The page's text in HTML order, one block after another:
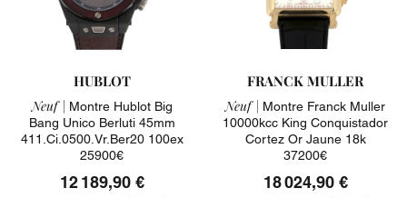
HUBLOT
Neuf | Montre Hublot Big
Bang Unico Berluti 45mm
411.ci.0500.vr.ber20 100ex
25900€
12 189,90 €
FRANCK MULLER
Neuf | Montre Franck Muller
10000kcc King Conquistador
Cortez Or Jaune 18k
37200€
18 024,90 €